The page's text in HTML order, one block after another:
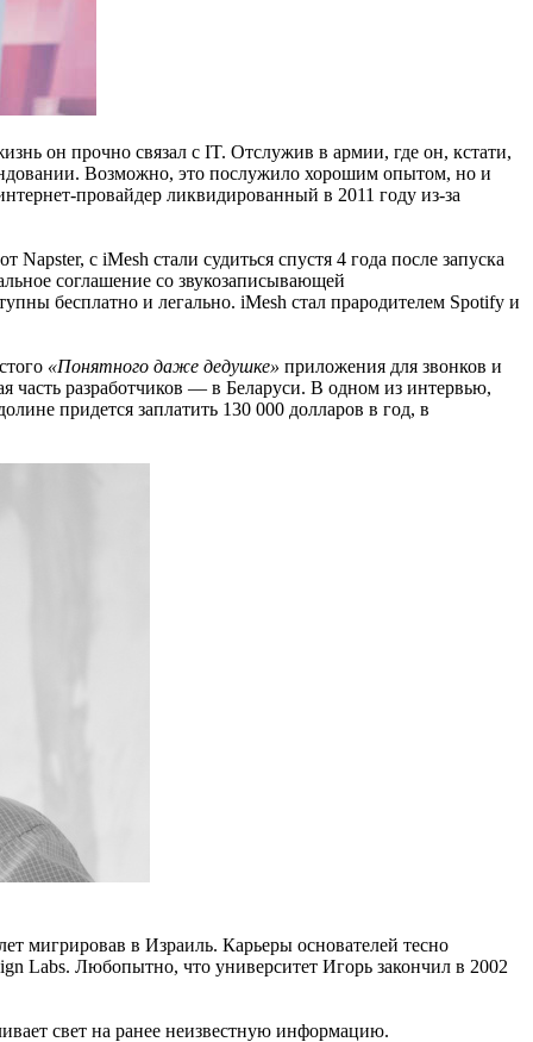
он прочно связал с IT. Отслужив в армии, где он, кстати,
Возможно, это послужило хорошим опытом, но и
провайдер ликвидированный в 2011 году из-за
Napster, с iMesh стали судиться спустя 4 года после запуска
соглашение со звукозаписывающей
бесплатно и легально. iMesh стал прародителем Spotify и
«Понятного даже дедушке» приложения для звонков и
часть разработчиков — в Беларуси. В одном из интервью,
придется заплатить 130 000 долларов в год, в
мигрировав в Израиль. Карьеры основателей тесно
Labs. Любопытно, что университет Игорь закончил в 2002
свет на ранее неизвестную информацию.